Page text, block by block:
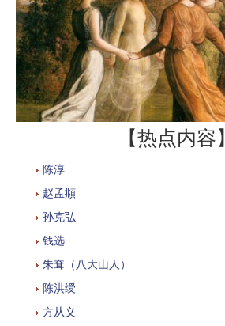
【热点内容】
陈淳
赵孟頫
孙克弘
钱选
朱耷（八大山人）
陈洪绶
方从义